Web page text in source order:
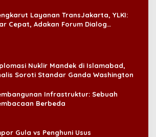
Layanan TransJakarta, YLKI:
Cepat, Adakan Forum Dialog
Nuklir Mandek di Islamabad,
Soroti Standar Ganda Washington
Infrastruktur: Sebuah
Berbeda
Gula vs Penghuni Usus